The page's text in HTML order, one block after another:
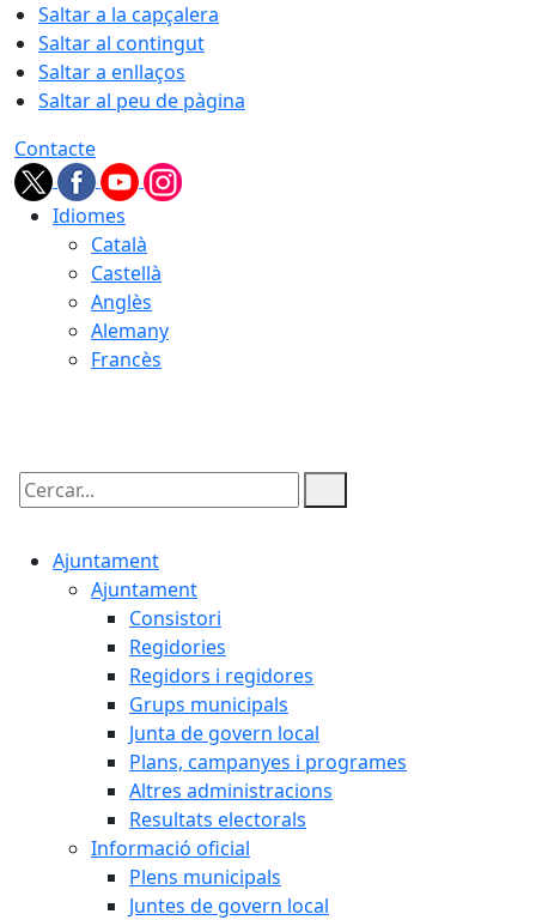
Saltar a la capçalera
Saltar al contingut
Saltar a enllaços
Saltar al peu de pàgina
Contacte
Idiomes
Català
Castellà
Anglès
Alemany
Francès
Cercar:
Ajuntament
Ajuntament
Consistori
Regidories
Regidors i regidores
Grups municipals
Junta de govern local
Plans, campanyes i programes
Altres administracions
Resultats electorals
Informació oficial
Plens municipals
Juntes de govern local